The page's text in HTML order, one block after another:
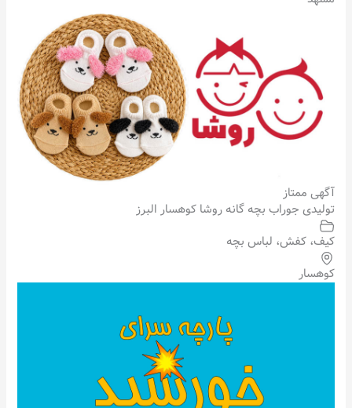
آگهی ممتاز
تولیدی جوراب بچه گانه روشا کوهسار البرز
کیف، کفش، لباس بچه
کوهسار